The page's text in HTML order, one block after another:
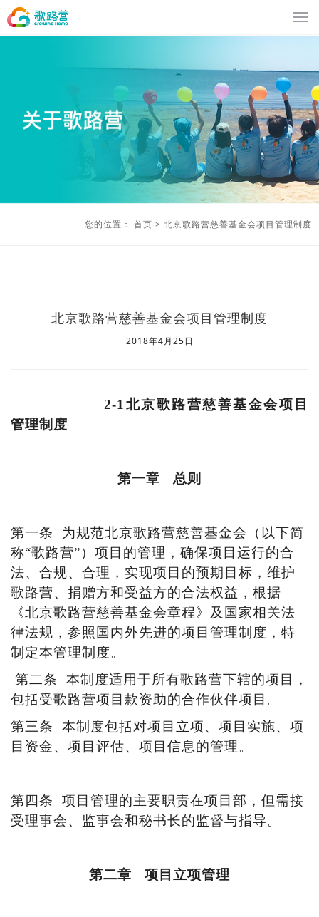
您的位置： 首页 > 北京歌路营慈善基金会项目管理制度
北京歌路营慈善基金会项目管理制度
2018年4月25日
2-1 北京歌路营慈善基金会项目
管理制度
第一章 总则
第一条
为规范北京歌路营慈善基金会（以下简
称“歌路营”）项目的管理，确保项目运行的合
法、合规、合理，实现项目的预期目标，维护
歌路营、捐赠方和受益方的合法权益，根据
《北京歌路营慈善基金会章程》及国家相关法
律法规，参照国内外先进的项目管理制度，特
制定本管理制度。
第二条
本制度适用于所有歌路营下辖的项目，
包括受歌路营项目款资助的合作伙伴项目。
第三条
本制度包括对项目立项、项目实施、项
目资金、项目评估、项目信息的管理。
第四条
项目管理的主要职责在项目部，但需接
受理事会、监事会和秘书长的监督与指导。
第二章 项目立项管理